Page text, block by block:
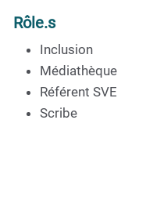
Rôle.s
Inclusion
Médiathèque
Référent SVE
Scribe